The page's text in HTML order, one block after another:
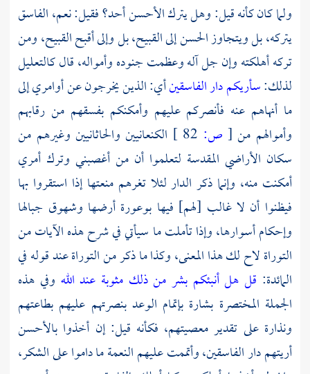
ولما كان كأنه قيل: وهل يترك الأحسن أحد؟ فقيل: نعم، الفاسق
يتركه، بل ويتجاوز الحسن إلى القبيح، بل وإلى أقبح القبيح، ومن
تركه أهلكته وإن جل آله وعظمت جنوده وأمواله، قال كالتعليل
لذلك:سأريكم دار الفاسقينأي: الذين يخرجون عن أوامري إلى
ما أنهاهم عنه فأنصركم عليهم وأمكنكم بفسقهم من رقابهم
وأموالهم من [ ص:
الكنعانيين والحاثانيين وغيرهم من
سكان الأراضي المقدسة لتعلموا أن من أغصبني وترك أمري
أمكنت منه، وإنما ذكر الدار لئلا تغرهم منعتها إذا استقروا بها
فيظنوا أن لا غالب [لهم] فيها بوعورة أرضها وشهوق جبالها
وإحكام أسوارها، وإذا تأملت ما سيأتي في شرح هذه الآيات من
التوراة لاح لك هذا المعنى، وكذا ما ذكر من التوراة عند قوله في
المائدة: قل هل أنبئكم بشر من ذلك مثوبة عند الله وفي هذه
الجملة المختصرة بشارة بإتمام الوعد بنصرتهم عليهم بطاعتهم
ونذارة على تقدير معصيتهم، فكأنه قيل: إن أخذوا بالأحسن
أريتهم دار الفاسقين، وأتممت عليهم النعمة ما داموا على الشكر،